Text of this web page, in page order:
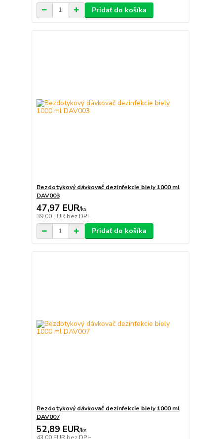
Pridať do košíka
Bezdotykový dávkovač dezinfekcie biely 1000 ml
DAV003
47,97 EUR/ks
39,00 EUR bez DPH
Pridať do košíka
Bezdotykový dávkovač dezinfekcie biely 1000 ml
DAV007
52,89 EUR/ks
43,00 EUR bez DPH